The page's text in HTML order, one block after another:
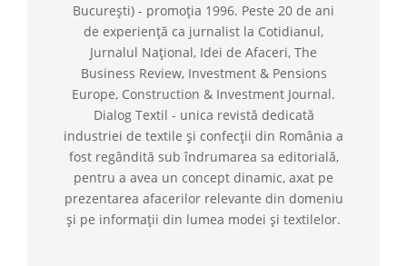
București) - promoția 1996. Peste 20 de ani
de experiență ca jurnalist la Cotidianul,
Jurnalul Național, Idei de Afaceri, The
Business Review, Investment & Pensions
Europe, Construction & Investment Journal.
Dialog Textil - unica revistă dedicată
industriei de textile și confecții din România a
fost regândită sub îndrumarea sa editorială,
pentru a avea un concept dinamic, axat pe
prezentarea afacerilor relevante din domeniu
și pe informații din lumea modei și textilelor.